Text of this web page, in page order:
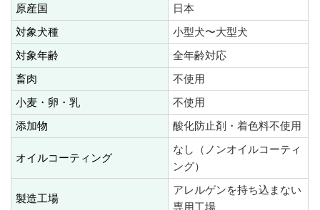
原産国
日本
対象犬種
小型犬〜大型犬
対象年齢
全年齢対応
畜肉
不使用
小麦・卵・乳
不使用
添加物
酸化防止剤・着色料不使用
オイルコーティング
なし（ノンオイルコーティ
ング）
製造工場
アレルゲンを持ち込まない
専用工場